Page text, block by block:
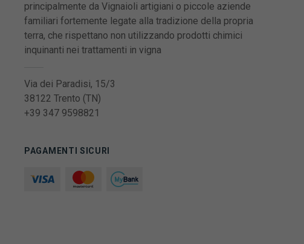
principalmente da Vignaioli artigiani o piccole aziende
familiari fortemente legate alla tradizione della propria
terra, che rispettano non utilizzando prodotti chimici
inquinanti nei trattamenti in vigna
Via dei Paradisi, 15/3
38122 Trento (TN)
+39 347 9598821
PAGAMENTI SICURI